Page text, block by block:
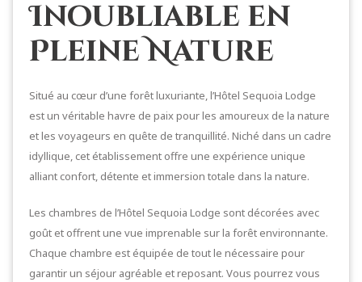
Inoubliable en
Pleine Nature
Situé au cœur d’une forêt luxuriante, l’Hôtel Sequoia Lodge
est un véritable havre de paix pour les amoureux de la nature
et les voyageurs en quête de tranquillité. Niché dans un cadre
idyllique, cet établissement offre une expérience unique
alliant confort, détente et immersion totale dans la nature.
Les chambres de l’Hôtel Sequoia Lodge sont décorées avec
goût et offrent une vue imprenable sur la forêt environnante.
Chaque chambre est équipée de tout le nécessaire pour
garantir un séjour agréable et reposant. Vous pourrez vous